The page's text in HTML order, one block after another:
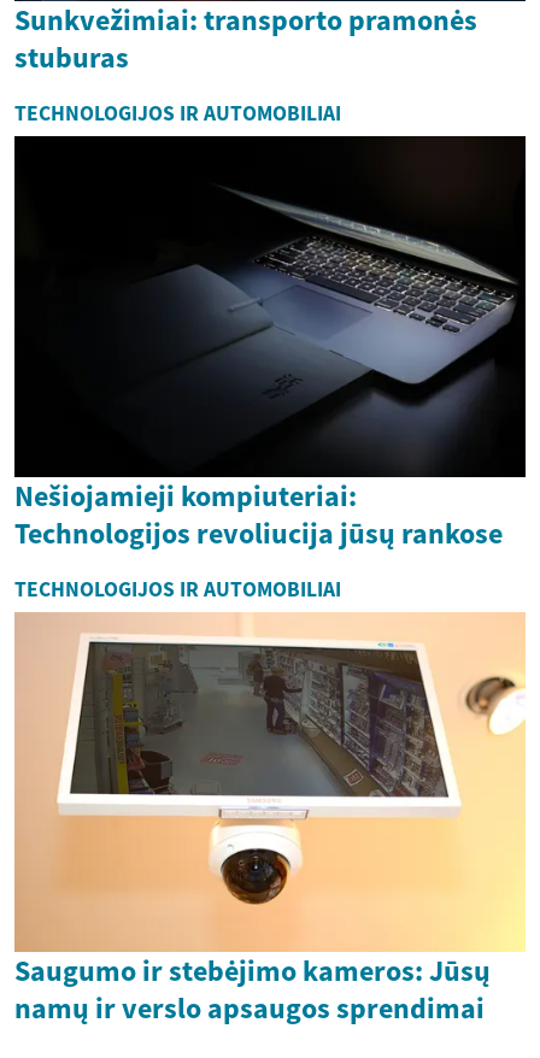
Sunkvežimiai: transporto pramonės
stuburas
TECHNOLOGIJOS IR AUTOMOBILIAI
Nešiojamieji kompiuteriai:
Technologijos revoliucija jūsų rankose
TECHNOLOGIJOS IR AUTOMOBILIAI
Saugumo ir stebėjimo kameros: Jūsų
namų ir verslo apsaugos sprendimai